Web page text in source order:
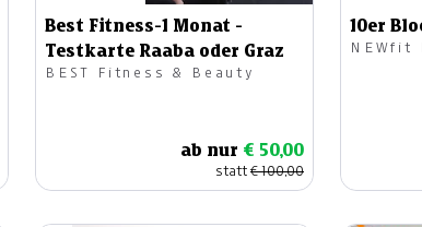
Best Fitness-1 Monat -
Testkarte Raaba oder Graz
BEST Fitness & Beauty
ab nur € 50,00
statt€ 100,00
10er